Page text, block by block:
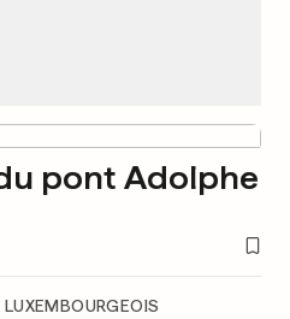
pont Adolphe
LUXEMBOURGEOIS